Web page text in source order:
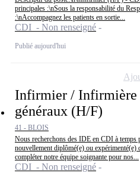
principales :\nSous la responsabilité du
:\nAccompagnez les patients en sortie...
CDI - Non renseigné
Publié aujourd'hui
Infirmier / Infirmière
généraux (H/F)
41 - BLOIS
Nous recherchons des IDE en CDI à
nouvellement diplômé(e) ou expérimenté(e)
compléter notre équipe soignante pour nos...
CDI - Non renseigné